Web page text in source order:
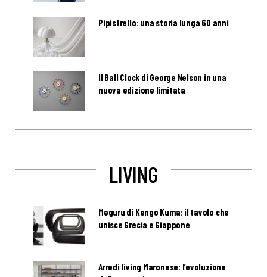
Pipistrello: una storia lunga 60 anni
Il Ball Clock di George Nelson in una
nuova edizione limitata
LIVING
Meguru di Kengo Kuma: il tavolo che
unisce Grecia e Giappone
Arredi living Maronese: l’evoluzione